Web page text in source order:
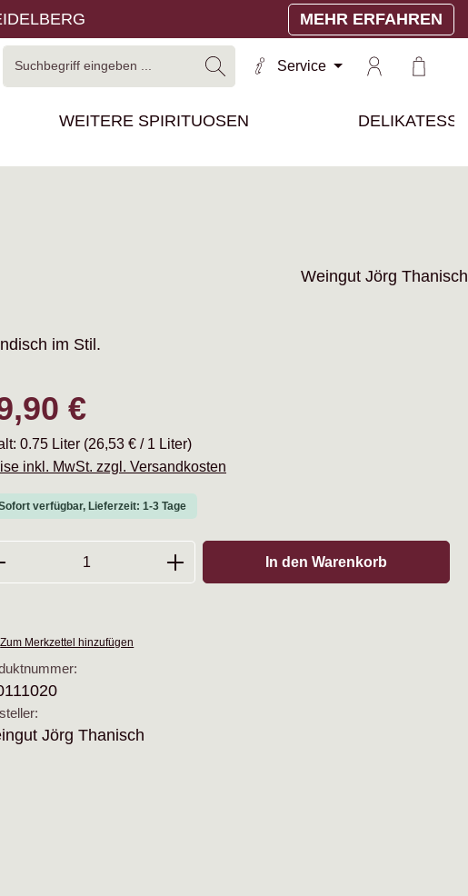
MEHR ERFAHREN
Service
WEITERE SPIRITUOSEN
Weingut Jörg Thanisch
im Stil.
Preis:
€
0.75 Liter (26,53 € / 1 Liter)
inkl. MwSt. zzgl. Versandkosten
verfügbar, Lieferzeit: 1-3 Tage
Anzahl: Gib den gewünschten Wert ein
In den Warenkorb
Zum Merkzettel hinzufügen
Jörg Thanisch